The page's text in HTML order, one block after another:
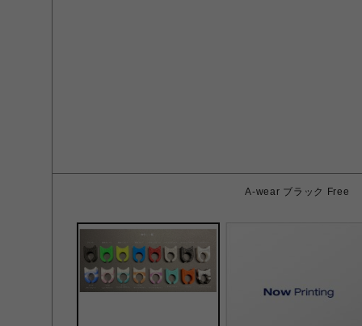
A-wear ブラック Free